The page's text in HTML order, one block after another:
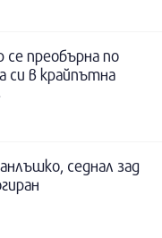
преобърна по
си в крайпътна
седнал зад